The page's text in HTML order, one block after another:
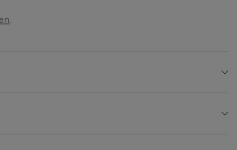
.
cm / 5'6" lang en draagt maat 36 / S